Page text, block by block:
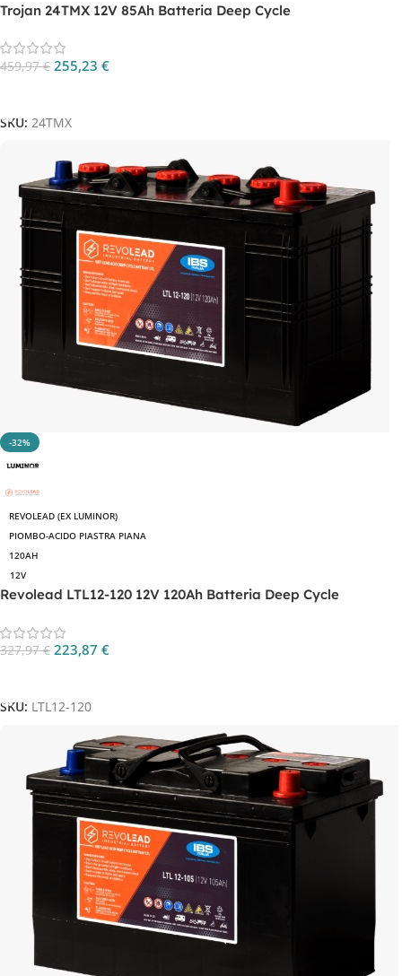
Trojan 24TMX 12V 85Ah Batteria Deep Cycle
459,97€ 255,23 €
SKU: 24TMX
-32%
REVOLEAD (EX LUMINOR)
PIOMBO-ACIDO PIASTRA PIANA
120AH
12V
Revolead LTL12-120 12V 120Ah Batteria Deep Cycle
327,97€ 223,87 €
SKU: LTL12-120